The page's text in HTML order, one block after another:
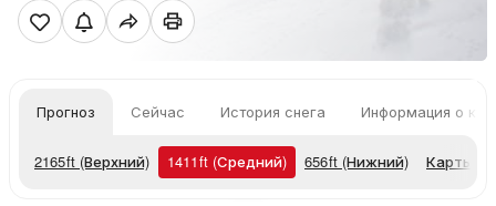
Прогноз Сейчас История снега Информация о
2165ft (Верхний) 1411ft (Средний) 656ft (Нижний) Карты